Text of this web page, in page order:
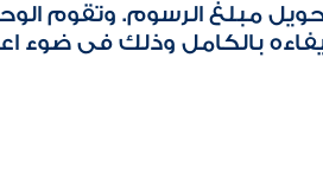
مبلغ الرسوم. وتقوم
بالكامل وذلك فى ضوء